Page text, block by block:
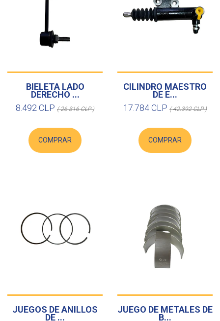
BIELETA LADO
DERECHO ...
8.492 CLP ( 26.316 CLP )
COMPRAR
CILINDRO MAESTRO
DE E...
17.784 CLP ( 42.392 CLP )
COMPRAR
JUEGOS DE ANILLOS
DE ...
JUEGO DE METALES DE
B...